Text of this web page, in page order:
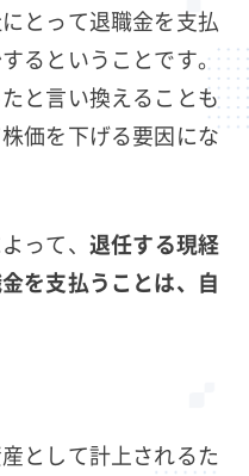
とって退職金を支払
るということです。
と言い換えることも
価を下げる要因にな
って、 退任する現経
を支払うことは、自
として計上されるた